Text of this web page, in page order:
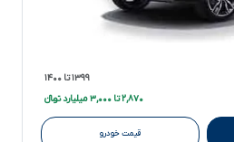
۱۳۹۹ تا ۱۴۰۰
۲,۸۷۰ تا ۳,۰۰۰ میلیارد تومانءءء
قیمت خودرو